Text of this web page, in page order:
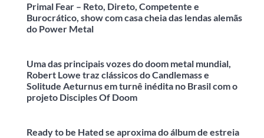
Primal Fear – Reto, Direto, Competente e
Burocrático, show com casa cheia das lendas alemãs
do Power Metal
Uma das principais vozes do doom metal mundial,
Robert Lowe traz clássicos do Candlemass e
Solitude Aeturnus em turnê inédita no Brasil com o
projeto Disciples Of Doom
Ready to be Hated se aproxima do álbum de estreia